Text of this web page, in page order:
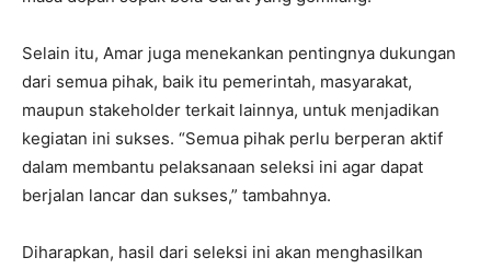
Selain itu, Amar juga menekankan pentingnya dukungan
dari semua pihak, baik itu pemerintah, masyarakat,
maupun stakeholder terkait lainnya, untuk menjadikan
kegiatan ini sukses. “Semua pihak perlu berperan aktif
dalam membantu pelaksanaan seleksi ini agar dapat
berjalan lancar dan sukses,” tambahnya.
Diharapkan, hasil dari seleksi ini akan menghasilkan